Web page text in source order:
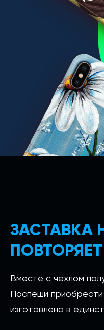
ЗАСТАВКА
Вместе с чехлом
Поспеши
изготовлена в